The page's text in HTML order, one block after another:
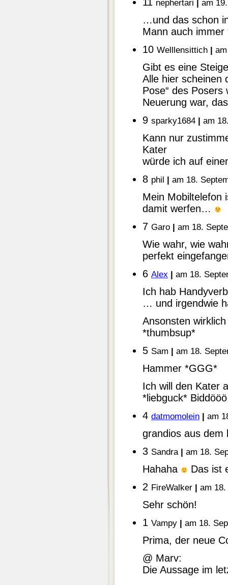
nephertari am
…und das schon
Mann auch immer
10 Welllensittich |
Gibt es eine
Alle hier scheinen
Pose“ des
Neuerung war,
9 sparky1684 | am
Kann nur
Kater
würde ich auf
8 phil | am 18.
Mein Mobiltelefon
damit werfen…
7 Garo | am 18.
Wie wahr, wie
perfekt
6 Alex | am 18.
Ich hab
… und irgendwie
Ansonsten
*thumbsup*
5 Sam | am 18.
Hammer *GGG*
Ich will den Kater
*liebguck*
4 datmomolein | am
grandios aus
3 Sandra | am 18.
Hahaha
Das ist
2 FireWalker | am 18.
Sehr schön!
1 Vampy | am 18.
Prima, der neue
@ Marv:
Die Aussage im